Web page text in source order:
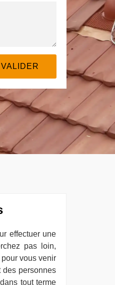
effectuer une
pas loin,
vous venir
des personnes
tout terme